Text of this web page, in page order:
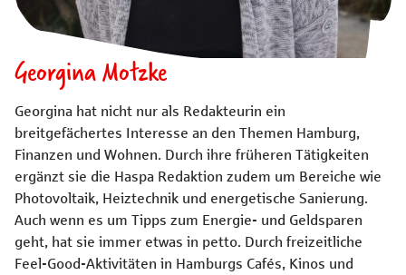
Georgina Motzke
Georgina hat nicht nur als Redakteurin ein
breitgefächertes Interesse an den Themen Hamburg,
Finanzen und Wohnen. Durch ihre früheren Tätigkeiten
ergänzt sie die Haspa Redaktion zudem um Bereiche wie
Photovoltaik, Heiztechnik und energetische Sanierung.
Auch wenn es um Tipps zum Energie- und Geldsparen
geht, hat sie immer etwas in petto. Durch freizeitliche
Feel-Good-Aktivitäten in Hamburgs Cafés, Kinos und